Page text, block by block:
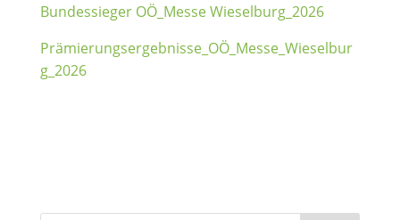
Bundessieger OÖ_Messe Wieselburg_2026
Prämierungsergebnisse_OÖ_Messe_Wieselbur
g_2026